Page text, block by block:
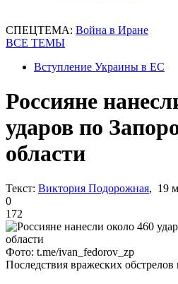
СПЕЦТЕМА: Война в Иране
ВСЕ ТЕМЫ
Вступление Украины в ЕС
Россияне
ударов по
области
Текст: Виктория Подорожная, 19
0
172
Фото: t.me/ivan_fedorov_zp
Последствия вражеских